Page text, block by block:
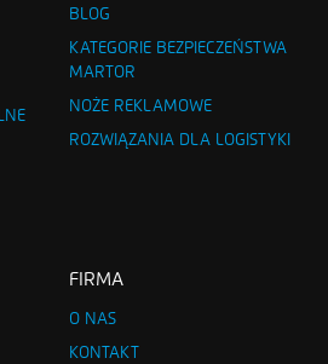
BLOG
KATEGORIE BEZPIECZEŃSTWA
MARTOR
NOŻE REKLAMOWE
ROZWIĄZANIA DLA LOGISTYKI
FIRMA
O NAS
KONTAKT